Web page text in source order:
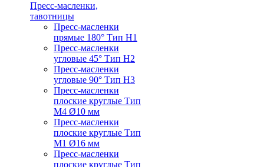
Пресс-масленки,
тавотницы
Пресс-масленки
прямые 180° Тип H1
Пресс-масленки
угловые 45° Тип H2
Пресс-масленки
угловые 90° Тип H3
Пресс-масленки
плоские круглые Тип
M4 Ø10 мм
Пресс-масленки
плоские круглые Тип
M1 Ø16 мм
Пресс-масленки
плоские круглые Тип